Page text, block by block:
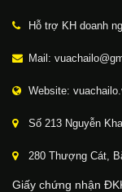
Hỗ trợ KH doanh
Mail:
Website:
Số 213 Nguyễn
280 Thượng Cát,
Giấy chứng nhận